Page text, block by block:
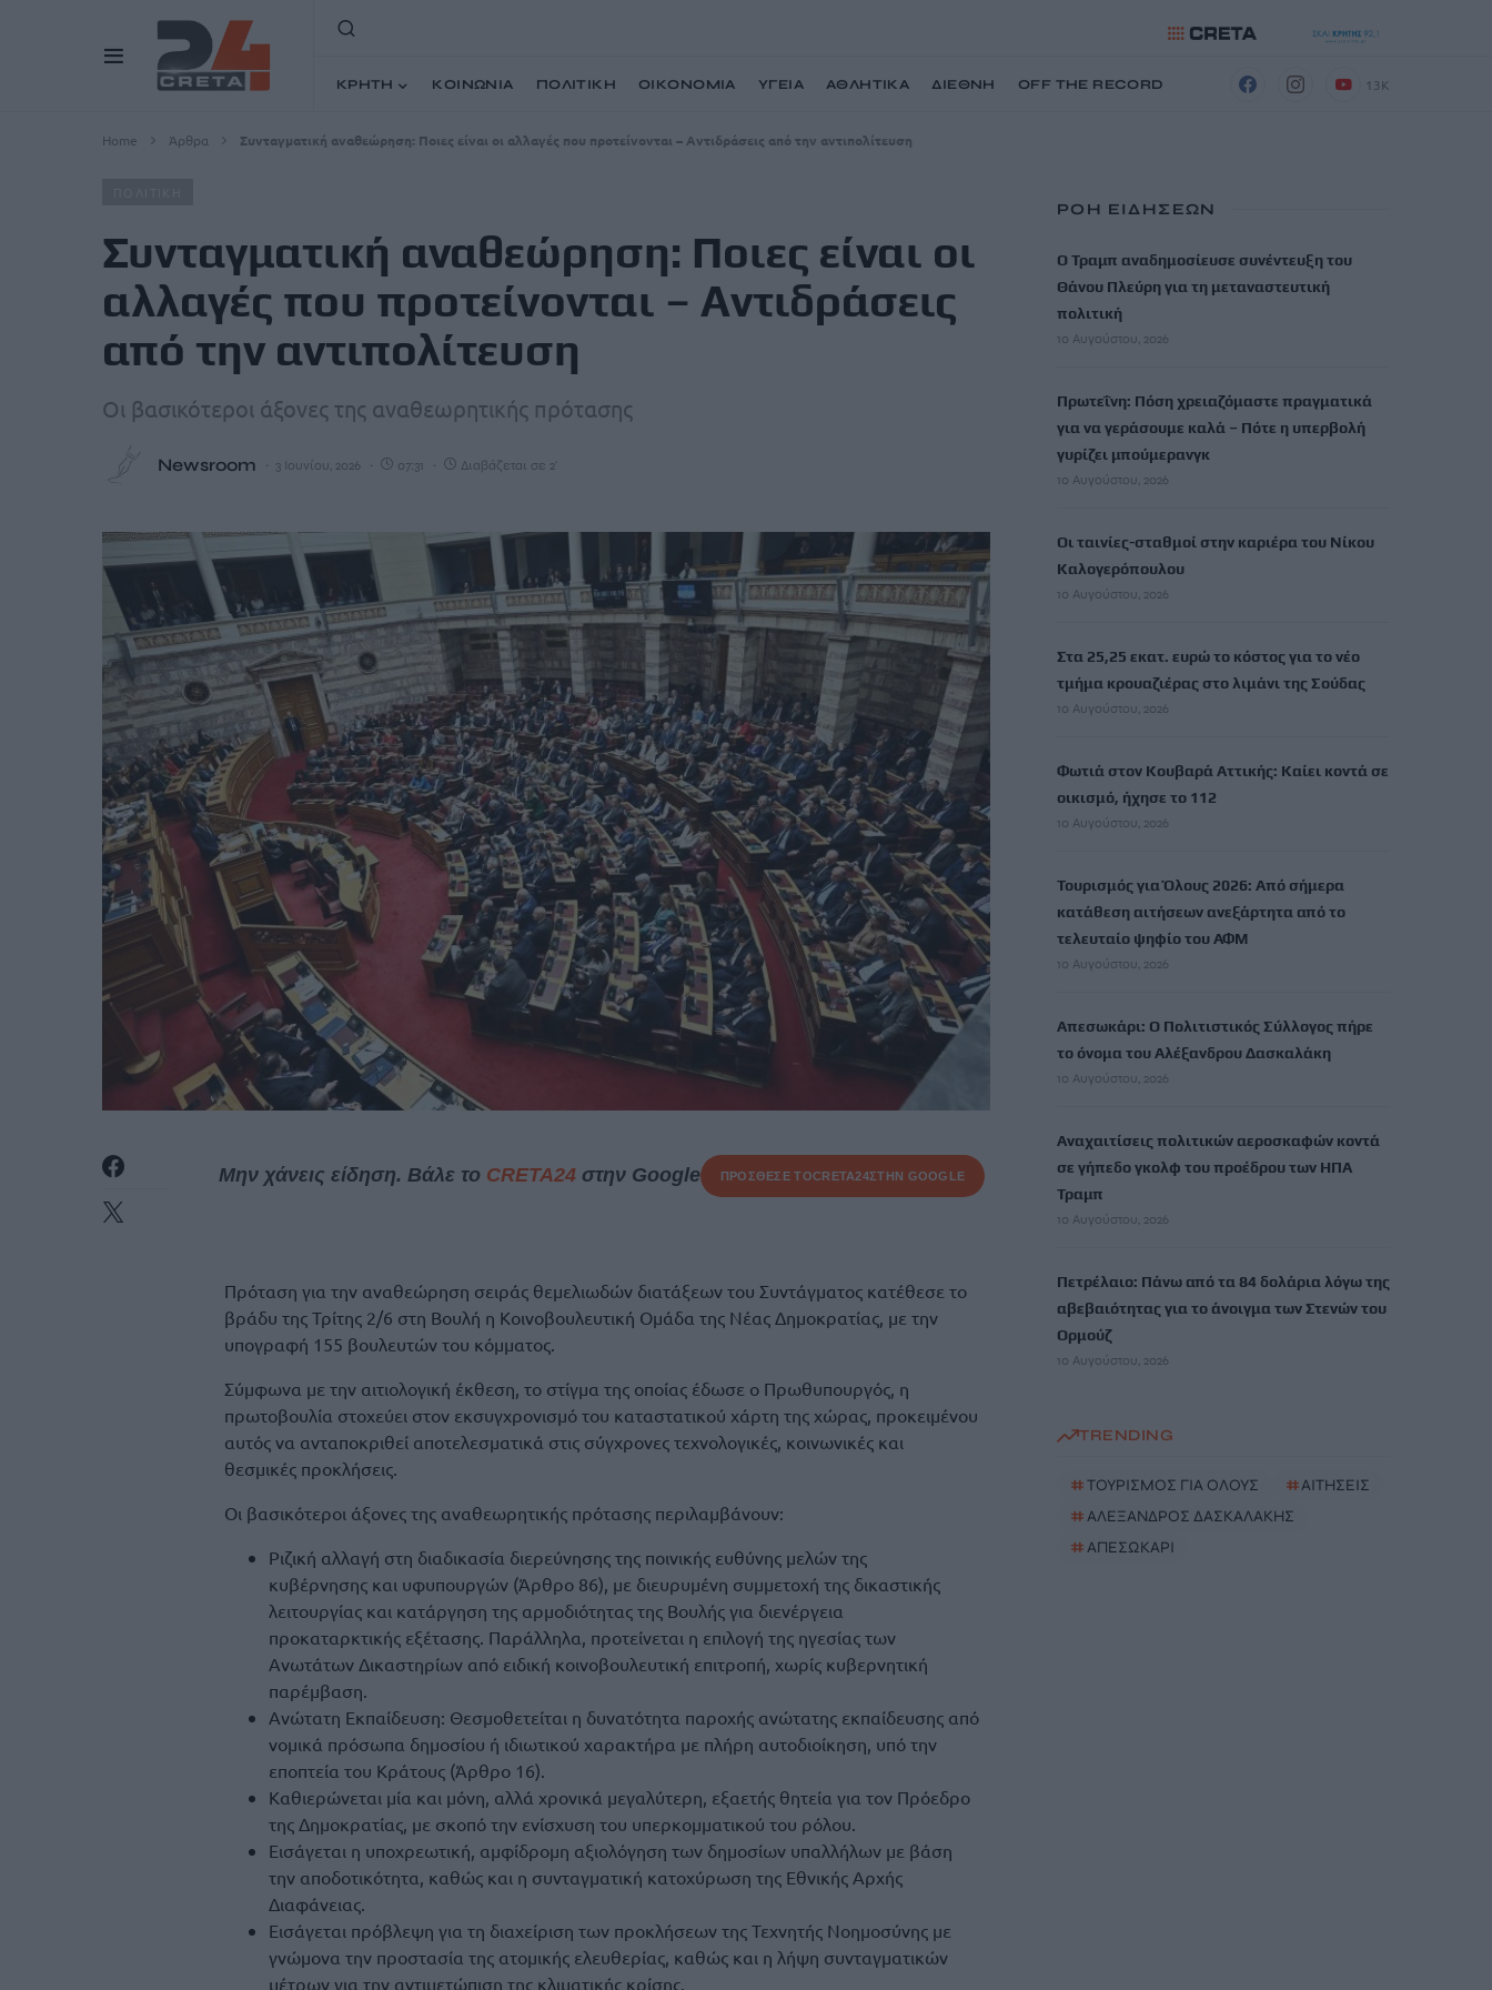
ΚΡΗΤΗ ΚΟΙΝΩΝΙΑ ΠΟΛΙΤΙΚΗ ΟΙΚΟΝΟΜΙΑ ΥΓΕΙΑ ΑΘΛΗΤΙΚΑ ΔΙΕΘΝΗ OFF THE RECORD 13K
Home Άρθρα Συνταγματική αναθεώρηση: Ποιες είναι οι αλλαγές που προτείνονται – Aντιδράσεις από την αντιπολίτευση
Συνταγματική αναθεώρηση: Ποιες είναι οι
αλλαγές που προτείνονται – Aντιδράσεις
από την αντιπολίτευση
Οι βασικότεροι άξονες της αναθεωρητικής πρότασης
Newsroom 3 Ιουνίου, 2026 07:31 Διαβάζεται σε 2'
Μην χάνεις είδηση. Βάλε το CRETA24στην Google ΠΡΟΣΘΕΣΕ ΤΟCRETA24ΣΤΗΝ GOOGLE
Πρόταση για την αναθεώρηση σειράς θεμελιωδών διατάξεων του Συντάγματος κατέθεσε το
βράδυ της Τρίτης 2/6 στη Βουλή η Κοινοβουλευτική Ομάδα της Νέας Δημοκρατίας, με την
υπογραφή 155 βουλευτών του κόμματος.
Σύμφωνα με την αιτιολογική έκθεση, το στίγμα της οποίας έδωσε ο Πρωθυπουργός, η
πρωτοβουλία στοχεύει στον εκσυγχρονισμό του καταστατικού χάρτη της χώρας, προκειμένου
αυτός να ανταποκριθεί αποτελεσματικά στις σύγχρονες τεχνολογικές, κοινωνικές και
θεσμικές προκλήσεις.
Οι βασικότεροι άξονες της αναθεωρητικής πρότασης περιλαμβάνουν:
Ριζική αλλαγή στη διαδικασία διερεύνησης της ποινικής ευθύνης μελών της
κυβέρνησης και υφυπουργών (Άρθρο 86), με διευρυμένη συμμετοχή της δικαστικής
λειτουργίας και κατάργηση της αρμοδιότητας της Βουλής για διενέργεια
προκαταρκτικής εξέτασης. Παράλληλα, προτείνεται η επιλογή της ηγεσίας των
Ανωτάτων Δικαστηρίων από ειδική κοινοβουλευτική επιτροπή, χωρίς κυβερνητική
παρέμβαση.
Ανώτατη Εκπαίδευση: Θεσμοθετείται η δυνατότητα παροχής ανώτατης εκπαίδευσης από
νομικά πρόσωπα δημοσίου ή ιδιωτικού χαρακτήρα με πλήρη αυτοδιοίκηση, υπό την
εποπτεία του Κράτους (Άρθρο 16).
Καθιερώνεται μία και μόνη, αλλά χρονικά μεγαλύτερη, εξαετής θητεία για τον Πρόεδρο
της Δημοκρατίας, με σκοπό την ενίσχυση του υπερκομματικού του ρόλου.
Εισάγεται η υποχρεωτική, αμφίδρομη αξιολόγηση των δημοσίων υπαλλήλων με βάση
την αποδοτικότητα, καθώς και η συνταγματική κατοχύρωση της Εθνικής Αρχής
Διαφάνειας.
Εισάγεται πρόβλεψη για τη διαχείριση των προκλήσεων της Τεχνητής Νοημοσύνης με
γνώμονα την προστασία της ατομικής ελευθερίας, καθώς και η λήψη συνταγματικών
μέτρων για την αντιμετώπιση της κλιματικής κρίσης.
ΡΟΗ ΕΙΔΗΣΕΩΝ
Ο Τραμπ αναδημοσίευσε συνέντευξη του
Θάνου Πλεύρη για τη μεταναστευτική
πολιτική
10 Αυγούστου, 2026
Πρωτεΐνη: Πόση χρειαζόμαστε πραγματικά
για να γεράσουμε καλά – Πότε η υπερβολή
γυρίζει μπούμερανγκ
10 Αυγούστου, 2026
Οι ταινίες-σταθμοί στην καριέρα του Νίκου
Καλογερόπουλου
10 Αυγούστου, 2026
Στα 25,25 εκατ. ευρώ το κόστος για το νέο
τμήμα κρουαζιέρας στο λιμάνι της Σούδας
10 Αυγούστου, 2026
Φωτιά στον Κουβαρά Αττικής: Καίει κοντά σε
οικισμό, ήχησε το 112
10 Αυγούστου, 2026
Τουρισμός για Όλους 2026: Από σήμερα
κατάθεση αιτήσεων ανεξάρτητα από το
τελευταίο ψηφίο του ΑΦΜ
10 Αυγούστου, 2026
Απεσωκάρι: Ο Πολιτιστικός Σύλλογος πήρε
το όνομα του Αλέξανδρου Δασκαλάκη
10 Αυγούστου, 2026
Αναχαιτίσεις πολιτικών αεροσκαφών κοντά
σε γήπεδο γκολφ του προέδρου των ΗΠΑ
Τραμπ
10 Αυγούστου, 2026
Πετρέλαιο: Πάνω από τα 84 δολάρια λόγω της
αβεβαιότητας για το άνοιγμα των Στενών του
Ορμούζ
10 Αυγούστου, 2026
TRENDING
#ΤΟΥΡΙΣΜΟΣ ΓΙΑ ΟΛΟΥΣ #ΑΙΤΗΣΕΙΣ
#ΑΛΕΞΑΝΔΡΟΣ ΔΑΣΚΑΛΑΚΗΣ
#ΑΠΕΣΩΚΑΡΙ